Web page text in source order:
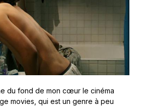
du fond de mon cœur le cinéma
movies, qui est un genre à peu